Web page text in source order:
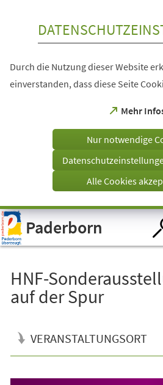
Visuelle
Assistenzsoftware
öffnen.
Durch die Nutzung dieser Website
einverstanden, dass diese Seite
Mehr
(Öffnet
einem
Tab)
Nur notwendige
Alle Cookies
Paderborn
HNF-
auf der Spur
VERANSTALTUNGSORT